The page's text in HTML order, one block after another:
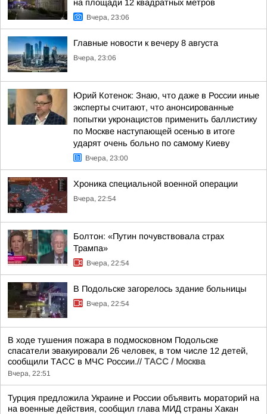
на площади 12 квадратных метров
Вчера, 23:06
Главные новости к вечеру 8 августа
Вчера, 23:06
Юрий Котенок: Знаю, что даже в России иные
эксперты считают, что анонсированные
попытки укронацистов применить баллистику
по Москве наступающей осенью в итоге
ударят очень больно по самому Киеву
Вчера, 23:00
Хроника специальной военной операции
Вчера, 22:54
Болтон: «Путин почувствовала страх
Трампа»
Вчера, 22:54
В Подольске загорелось здание больницы
Вчера, 22:54
В ходе тушения пожара в подмосковном Подольске
спасатели эвакуировали 26 человек, в том числе 12 детей,
сообщили ТАСС в МЧС России.// ТАСС / Москва
Вчера, 22:51
Турция предложила Украине и России объявить мораторий на
на военные действия, сообщил глава МИД страны Хакан